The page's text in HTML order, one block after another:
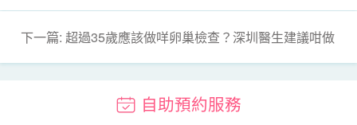
下一篇: 超過35歲應該做咩卵巢檢查？深圳醫生建議咁做
自助預約服務